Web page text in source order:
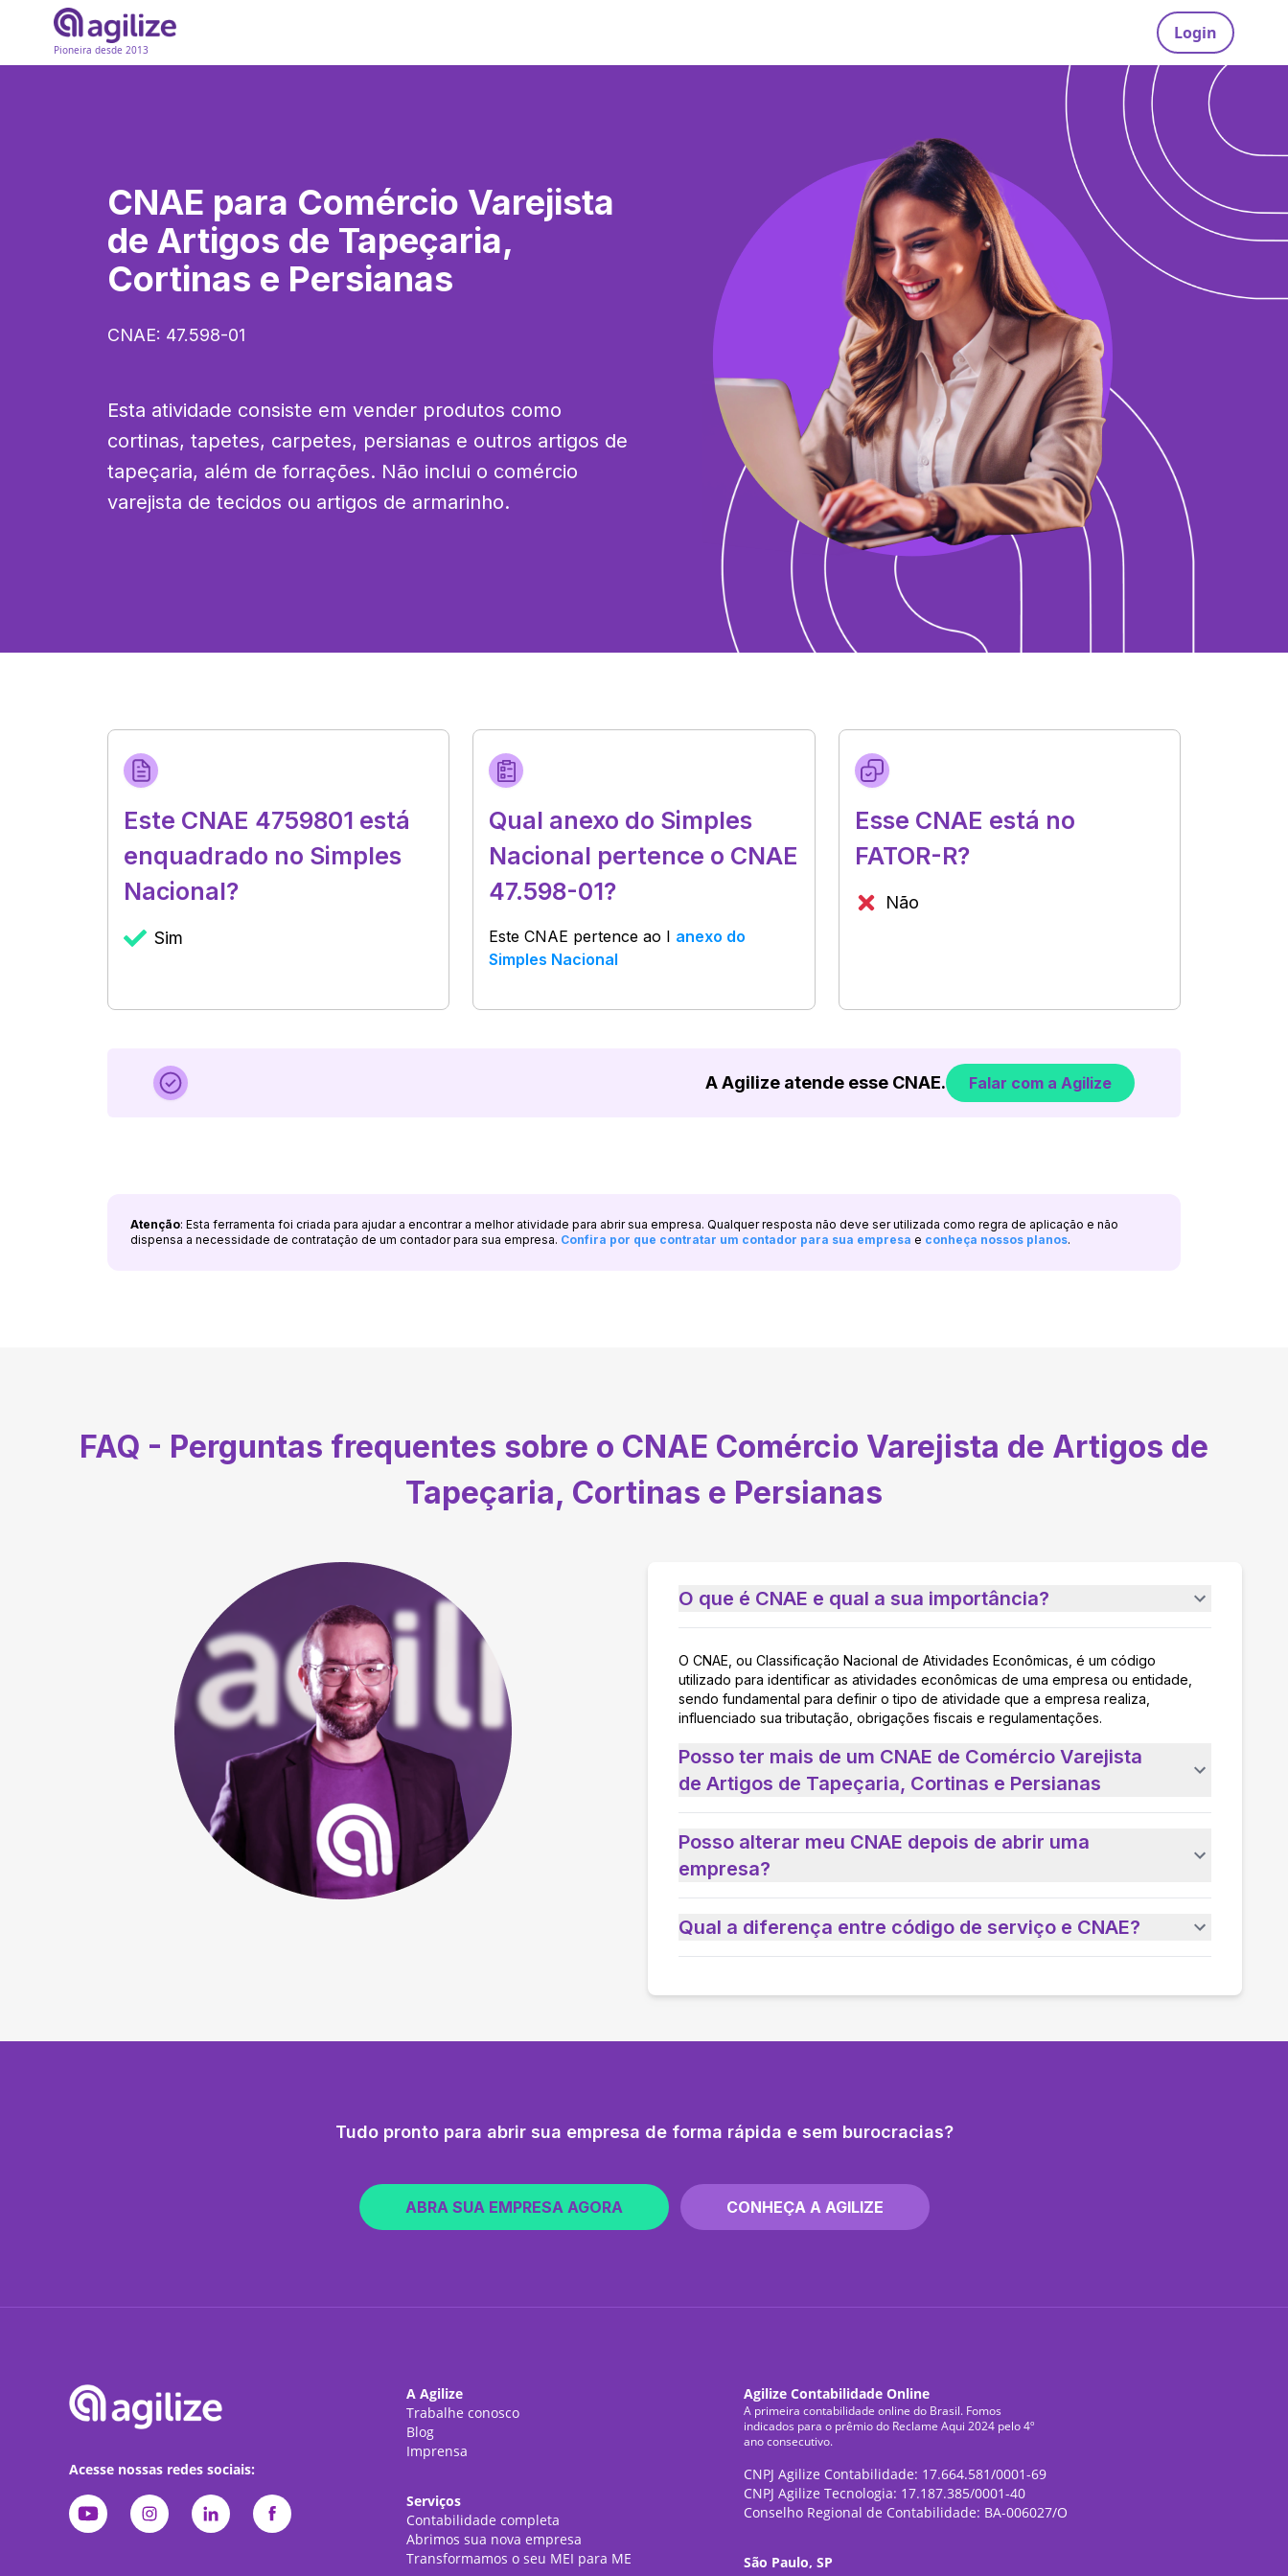
Pioneira desde 2013
Login
CNAE para Comércio Varejista
de Artigos de Tapeçaria,
Cortinas e Persianas
CNAE: 47.598-01
Esta atividade consiste em vender produtos como
cortinas, tapetes, carpetes, persianas e outros artigos de
tapeçaria, além de forrações. Não inclui o comércio
varejista de tecidos ou artigos de armarinho.
Este CNAE 4759801 está
enquadrado no Simples
Nacional?
Sim
Qual anexo do Simples
Nacional pertence o CNAE
47.598-01?
Este CNAE pertence ao I anexo do
Simples Nacional
Esse CNAE está no
FATOR-R?
Não
A Agilize atende esse CNAE. Falar com a Agilize
Atenção: Esta ferramenta foi criada para ajudar a encontrar a melhor atividade para abrir sua empresa. Qualquer resposta não deve ser utilizada como regra de aplicação e não
dispensa a necessidade de contratação de um contador para sua empresa. Confira por que contratar um contador para sua empresa e conheça nossos planos.
FAQ - Perguntas frequentes sobre o CNAE Comércio Varejista de Artigos de
Tapeçaria, Cortinas e Persianas
O que é CNAE e qual a sua importância?
O CNAE, ou Classificação Nacional de Atividades Econômicas, é um código
utilizado para identificar as atividades econômicas de uma empresa ou entidade,
sendo fundamental para definir o tipo de atividade que a empresa realiza,
influenciado sua tributação, obrigações fiscais e regulamentações.
Posso ter mais de um CNAE de Comércio Varejista
de Artigos de Tapeçaria, Cortinas e Persianas
Posso alterar meu CNAE depois de abrir uma
empresa?
Qual a diferença entre código de serviço e CNAE?
Tudo pronto para abrir sua empresa de forma rápida e sem burocracias?
ABRA SUA EMPRESA AGORA CONHEÇA A AGILIZE
Acesse nossas redes sociais:
A Agilize
Trabalhe conosco
Blog
Imprensa
Serviços
Contabilidade completa
Abrimos sua nova empresa
Transformamos o seu MEI para ME
Agilize Contabilidade Online
A primeira contabilidade online do Brasil. Fomos
indicados para o prêmio do Reclame Aqui 2024 pelo 4º
ano consecutivo.
CNPJ Agilize Contabilidade: 17.664.581/0001-69
CNPJ Agilize Tecnologia: 17.187.385/0001-40
Conselho Regional de Contabilidade: BA-006027/O
São Paulo, SP